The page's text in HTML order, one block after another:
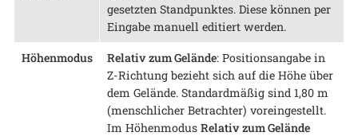
gesetzten Standpunktes. Diese können per
Eingabe manuell editiert werden.
Höhenmodus Relativ zum Gelände: Positionsangabe in
Z-Richtung bezieht sich auf die Höhe über
dem Gelände. Standardmäßig sind 1,80 m
(menschlicher Betrachter) voreingestellt.
Im Höhenmodus Relativ zum Gelände